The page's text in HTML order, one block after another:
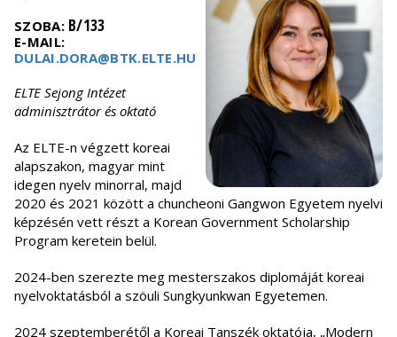
SZOBA:B/133
E-MAIL:
DULAI.DORA@BTK.ELTE.HU
ELTE Sejong Intézet
adminisztrátor és oktató
Az ELTE-n végzett koreai
alapszakon, magyar mint
idegen nyelv minorral, majd
2020 és 2021 között a chuncheoni Gangwon Egyetem nyelvi
képzésén vett részt a Korean Government Scholarship
Program keretein belül.
2024-ben szerezte meg mesterszakos diplomáját koreai
nyelvoktatásból a szöuli Sungkyunkwan Egyetemen.
2024 szeptemberétől a Koreai Tanszék oktatója, „Modern